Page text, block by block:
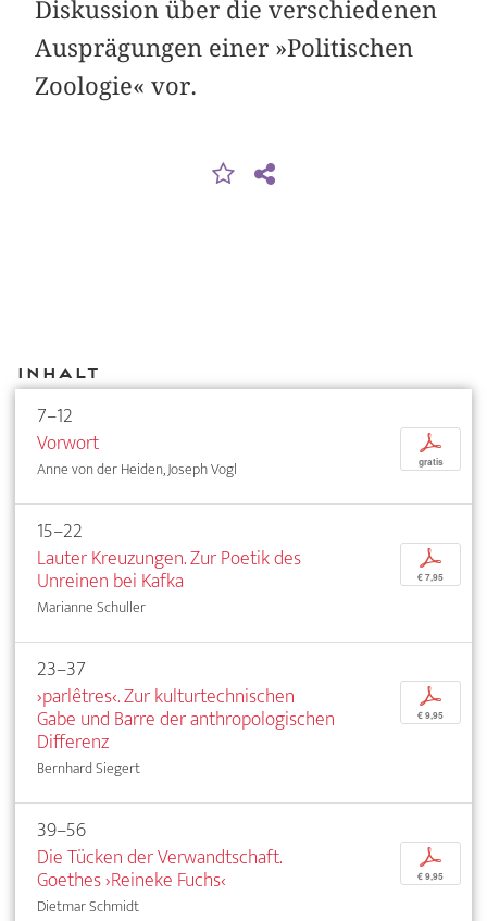
Diskussion über die verschiedenen
Ausprägungen einer »Politischen
Zoologie« vor.
Inhalt
7–12
Vorwort
Anne von der Heiden, Joseph Vogl
p
gratis
15–22
Lauter Kreuzungen. Zur Poetik des
Unreinen bei Kafka
Marianne Schuller
p
€ 7,95
23–37
›parlêtres‹. Zur kulturtechnischen
Gabe und Barre der anthropologischen
Differenz
Bernhard Siegert
p
€ 9,95
39–56
Die Tücken der Verwandtschaft.
Goethes ›Reineke Fuchs‹
Dietmar Schmidt
p
€ 9,95